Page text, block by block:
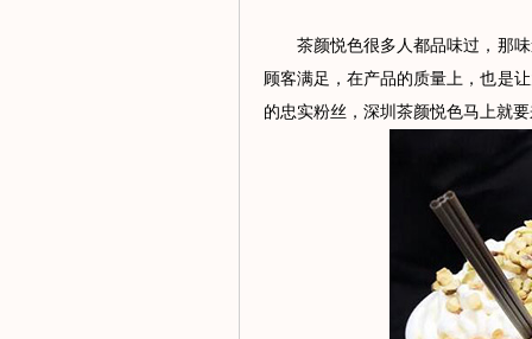
茶颜悦色很多人都品味过，那味
顾客满足，在产品的质量上，也是
的忠实粉丝，深圳茶颜悦色马上就